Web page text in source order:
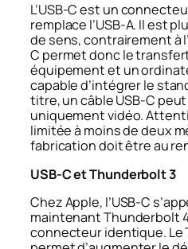
L’USB-C est un
remplace l’USB-A. Il est
de sens, contrairement à
C permet donc le
équipement et un
capable d’intégrer le
titre, un câble USB-C
uniquement vidéo.
limitée à moins de deux
fabrication doit être au
USB-C et Thunderbolt 3
Chez Apple, l’USB-C
maintenant Thunderbolt
connecteur identique. Le